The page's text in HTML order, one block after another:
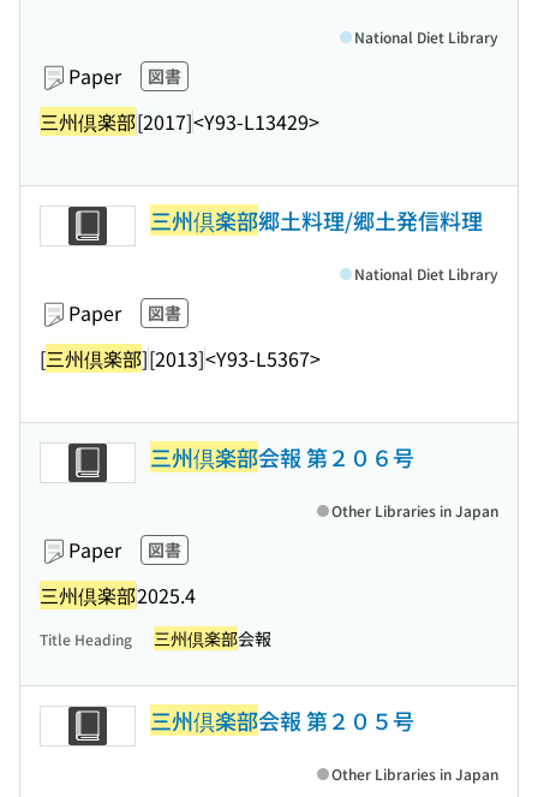
Paper 図書
三州倶楽部[2017]<Y93-L13429>
National Diet Library
三州倶楽部郷土料理/郷土発信料理
Paper 図書
[三州倶楽部][2013]<Y93-L5367>
National Diet Library
三州倶楽部会報 第２０６号
Paper 図書
三州倶楽部2025.4
Other Libraries in Japan
Title Heading 三州倶楽部会報
三州倶楽部会報 第２０５号
Other Libraries in Japan